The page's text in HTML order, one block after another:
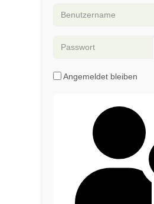
Angemeldet bleiben